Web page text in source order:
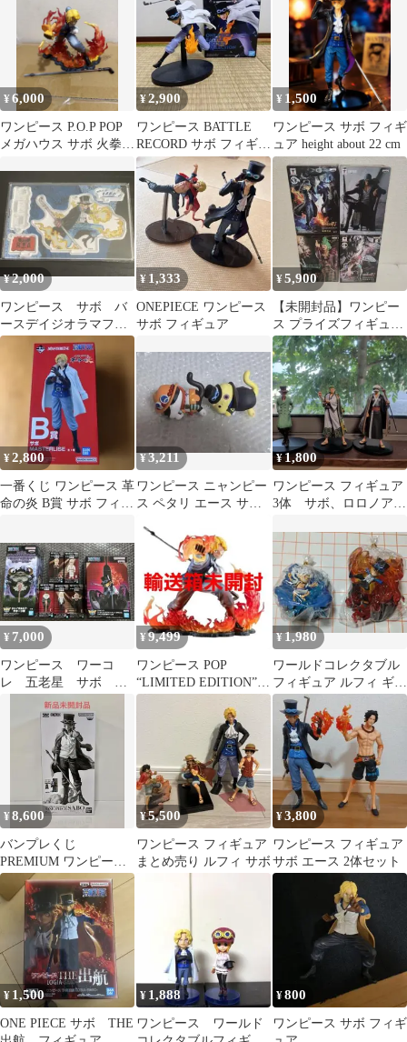
¥6,000
ワンピース P.O.P POP
メガハウス サボ 火拳継
¥2,900
ワンピース BATTLE
RECORD サボ フィギュ
ア
¥ 1,500
ワンピース サボ フィギ
ュア height about 22 cm
¥2,000
ワンピース サボ バ
ースデイジオラマフィ
ギュア
¥ 1,333
ONEPIECE ワンピース
サボ フィギュア
¥5,900
【未開封品】ワンピー
ス プライズフィギュア
4点セット
¥2,800
一番くじ ワンピース 革
命の炎 B賞 サボ フィギ
¥3,211
ワンピース ニャンピー
ス ペタリ エース サボ
¥1,800
ワンピース フィギュア
3体 サボ、ロロノア・
ー・ロー
¥ 7,000
ワンピース ワーコ
レ 五老星 サボ セ
¥ 9,499
ワンピース POP
“LIMITED EDITION”
サボ ～火拳継承～
¥1,980
ワールドコレクタブル
フィギュア ルフィ ギア
5・サボ 2体セット 箱無
し
¥8,600
バンプレくじ
PREMIUM ワンピース
A賞サボ ブラシカラ
ー
¥5,500
ワンピース フィギュア
まとめ売り ルフィ サボ
¥3,800
ワンピース フィギュア
サボ エース 2体セット
¥ 1,500
ONE PIECE サボ THE
¥ 1,888
ワンピース ワールド
¥800
ワンピース サボ フィギ